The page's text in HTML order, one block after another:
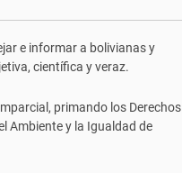
e informar a bolivianas y
científica y veraz.
primando los Derechos
Ambiente y la Igualdad de